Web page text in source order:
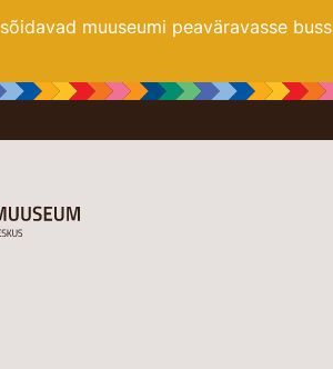
sõidavad muuseumi peaväravasse